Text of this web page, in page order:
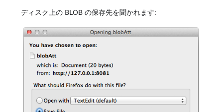
ディスク上の BLOB の保存先を聞かれます: